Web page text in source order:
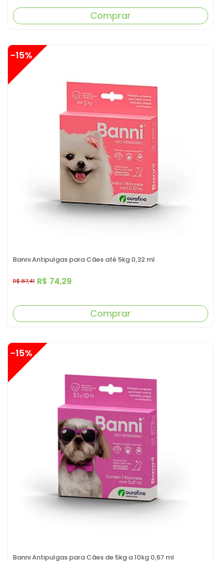
Comprar
Banni Antipulgas para Cães até 5kg 0,32 ml
R$ 74,29
R$ 87,41
-15%
Comprar
Banni Antipulgas para Cães de 5kg a 10kg 0,67 ml
-15%